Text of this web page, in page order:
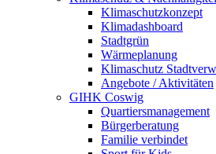
Klimaschutzkonzept
Klimadashboard
Stadtgrün
Wärmeplanung
Klimaschutz
Angebote / Aktivitäten
GIHK Coswig
Quartiersmanagement
Bürgerberatung
Familie verbindet